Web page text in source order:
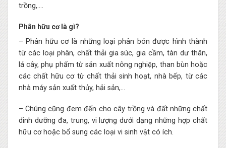
trồng,….
Phân hữu cơ là gì?
– Phân hữu cơ là những loại phân bón được hình thành
từ các loại phân, chất thải gia súc, gia cầm, tàn dư thân,
lá cây, phụ phẩm từ sản xuất nông nghiệp, than bùn hoặc
các chất hữu cơ từ chất thải sinh hoạt, nhà bếp, từ các
nhà máy sản xuất thủy, hải sản,…
– Chúng cũng đem đến cho cây trồng và đất những chất
dinh dưỡng đa, trung, vi lượng dưới dạng những hợp chất
hữu cơ hoặc bổ sung các loại vi sinh vật có ích.